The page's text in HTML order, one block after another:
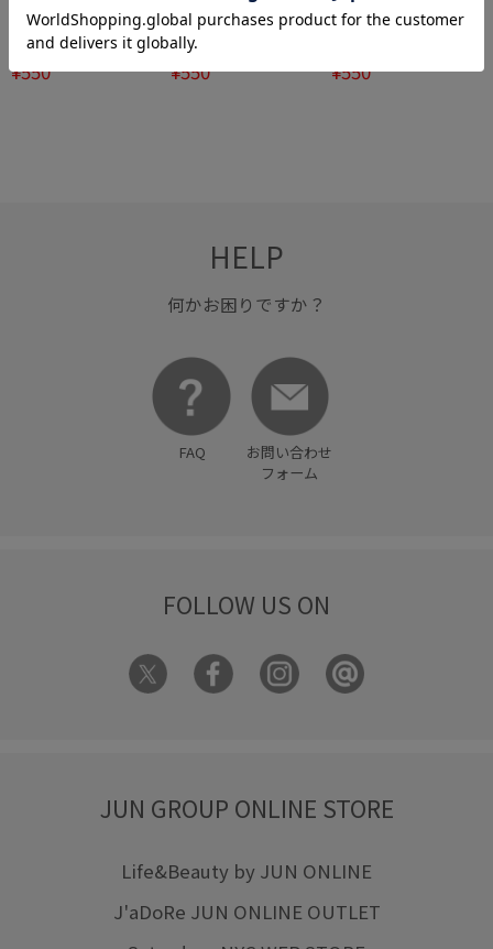
50%OFF
ROPÉ PICNIC KIDS
【KIDS/キッズ】レース
シュシュ×ヘアピンセッ
¥550
50%OFF
ROPÉ PICNIC KIDS
【KIDS/キッズ】レース
シュシュ×ヘアピンセッ
¥550
50%OFF
シュシュ×ヘアピンセッ
¥550
HELP
何かお困りですか？
FAQ
お問い合わせ
フォーム
FOLLOW US ON
JUN GROUP ONLINE STORE
Life&Beauty by JUN ONLINE
J'aDoRe JUN ONLINE OUTLET